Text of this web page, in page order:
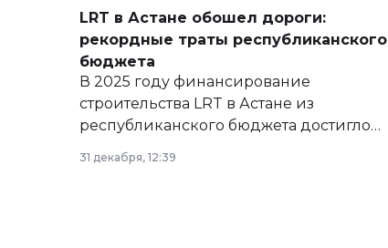
LRT в Астане обошел дороги:
рекордные траты республиканского
бюджета
В 2025 году финансирование
строительства LRT в Астане из
республиканского бюджета достигло
рекордных объемов.
31 декабря, 12:39